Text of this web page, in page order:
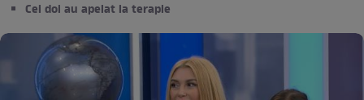
Cei doi au apelat la terapie